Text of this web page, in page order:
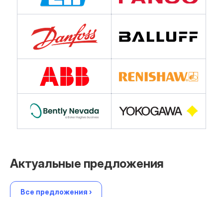
Актуальные предложения
Все предложения ›